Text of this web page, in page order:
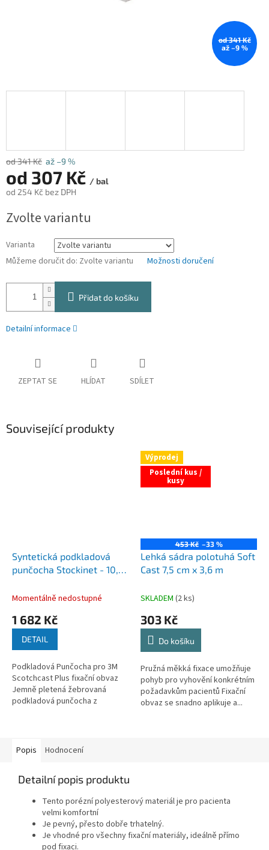
od 341 Kč
až –9 %
od 341 Kč až –9 %
od 307 Kč / bal
od 254 Kč bez DPH
cena:
Zvolte variantu
Varianta
Můžeme doručit do: Zvolte variantu Možnosti doručení
Přidat do košíku
Detailní informace
ZEPTAT SE HLÍDAT SDÍLET
Související produkty
Syntetická podkladová
punčocha Stockinet - 10,1
Momentálně nedostupné
1 682 Kč
DETAIL
Podkladová Punčocha pro 3M
Scotchcast Plus fixační obvaz
Jemně pletená žebrovaná
podkladová punčocha z
Výprodej
Poslední kus /
kusy
453 Kč –33 %
Lehká sádra polotuhá Soft
Cast 7,5 cm x 3,6 m
SKLADEM (2 ks)
303 Kč
Do košíku
Pružná měkká fixace umožňuje
pohyb pro vyhovění konkrétním
požadavkům pacientů Fixační
obvaz se snadno aplikuje a...
Popis Hodnocení
Detailní popis produktu
Tento porézní polyesterový materiál je pro pacienta
velmi komfortní
Je pevný, přesto dobře trhatelný.
Je vhodné pro všechny fixační materiály, ideálně přímo
pod fixaci.